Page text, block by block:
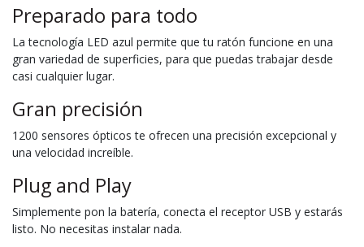
Preparado para todo
La tecnología LED azul permite que tu ratón funcione en una
gran variedad de superficies, para que puedas trabajar desde
casi cualquier lugar.
Gran precisión
1200 sensores ópticos te ofrecen una precisión excepcional y
una velocidad increíble.
Plug and Play
Simplemente pon la batería, conecta el receptor USB y estarás
listo. No necesitas instalar nada.